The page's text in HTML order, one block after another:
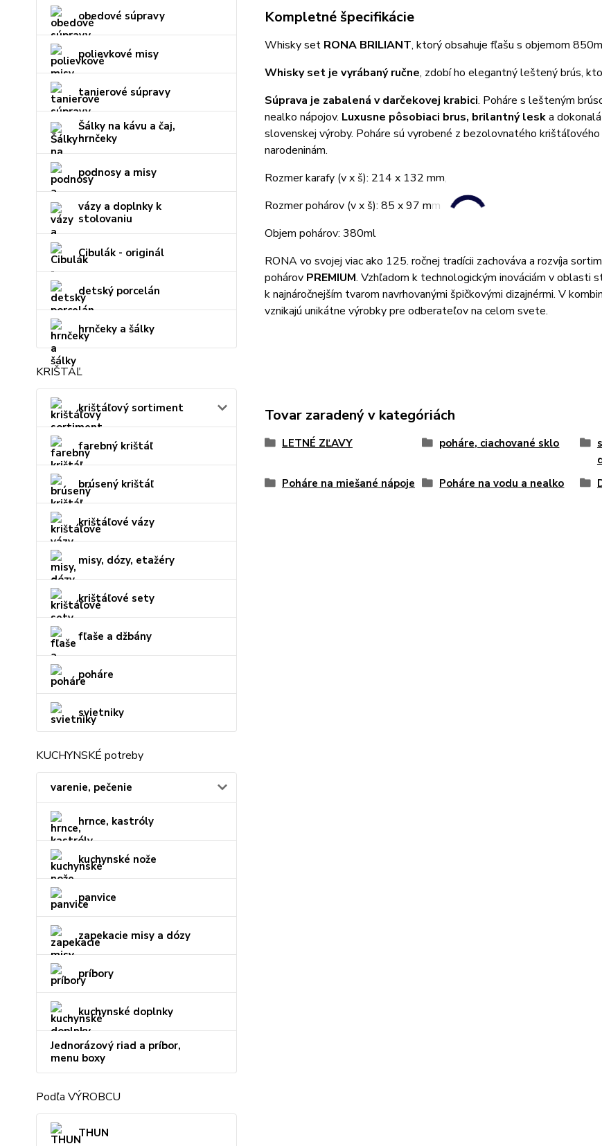
obedové súpravy
polievkové misy
tanierové súpravy
Šálky na kávu a čaj,
hrnčeky
podnosy a misy
vázy a doplnky k
stolovaniu
Cibulák - originál
detský porcelán
hrnčeky a šálky
KRIŠTÁĽ
krištáľový sortiment
farebný krištáľ
brúsený krištáľ
krištáľové vázy
misy, dózy, etažéry
krištáľové sety
fľaše a džbány
poháre
svietniky
KUCHYNSKÉ potreby
varenie, pečenie
hrnce, kastróly
kuchynské nože
panvice
zapekacie misy a dózy
príbory
kuchynské doplnky
Jednorázový riad a príbor,
menu boxy
Podľa VÝROBCU
THUN
Kompletné špecifikácie
Whisky set RONA BRILIANT, ktorý obsahuje fľašu s objemom
Whisky set je vyrábaný ručne, zdobí ho elegantný leštený brús,
Súprava je zabalená v darčekovej krabici. Poháre s lešteným
nealko nápojov. Luxusne pôsobiaci brus, brilantný leska
slovenskej výroby. Poháre sú vyrobené z bezolovnatého
narodeninám.
Rozmer karafy (v x š): 214 x 132 mm,
Rozmer pohárov (v x š): 85 x 97 mm
Objem pohárov: 380ml
RONA vo svojej viac ako 125. ročnej tradícii zachováva a rozvíja
pohárov PREMIUM. Vzhľadom k technologickým inováciám v oblasti
k najnáročnejším tvarom navrhovanými špičkovými dizajnérmi. V
vznikajú unikátne výrobky pre odberateľov na celom svete.
Tovar zaradený v kategóriách
LETNÉ ZĽAVY poháre, ciachované sklo
Poháre na miešané nápoje Poháre na vodu a nealko